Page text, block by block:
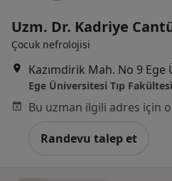
Uzm. Dr. Kadriye
Çocuk nefrolojisi
Ege Üniversitesi Tıp
Randevu talep et